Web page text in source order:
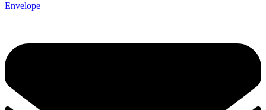
Envelope